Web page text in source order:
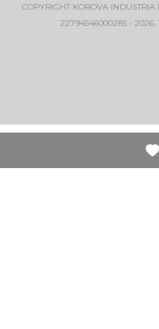
COPYRIGHT KOROVA
22794546000285 - 2026.